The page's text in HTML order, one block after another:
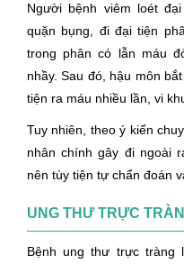
Người bệnh viêm loét
quặn bụng, đi đại tiện
trong phân có lẫn máu
nhầy. Sau đó, hậu môn
tiện ra máu nhiều lần, vi
Tuy nhiên, theo ý kiến
nhân chính gây đi ngoài
nên tùy tiện tự chẩn đoán
UNG THƯ TRỰC
Bệnh ung thư trực tràng